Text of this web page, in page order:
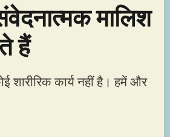
मालिश
हैं
शारीरिक कार्य नहीं है। हमें और